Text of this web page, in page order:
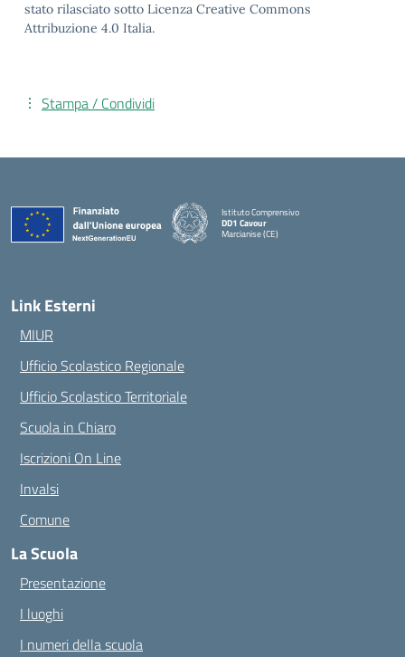
stato rilasciato sotto Licenza Creative Commons
Attribuzione 4.0 Italia.
Stampa / Condividi
Istituto Comprensivo
DD1 Cavour
Marcianise (CE)
Link Esterni
MIUR
Ufficio Scolastico Regionale
Ufficio Scolastico Territoriale
Scuola in Chiaro
Iscrizioni On Line
Invalsi
Comune
La Scuola
Presentazione
I luoghi
I numeri della scuola